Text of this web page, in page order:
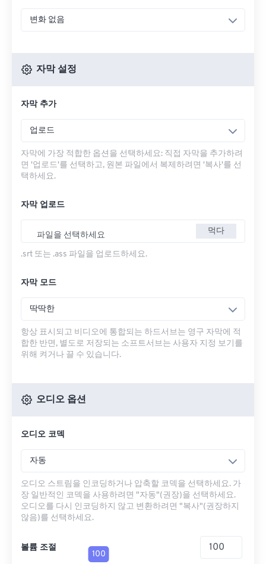
변화 없음
자막 설정
자막 추가
업로드
자막에 가장 적합한 옵션을 선택하세요: 직접 자막을 추가하려
면 '업로드'를 선택하고, 원본 파일에서 복제하려면 '복사'를 선
택하세요.
자막 업로드
파일을 선택하세요 먹다
.srt 또는 .ass 파일을 업로드하세요.
자막 모드
딱딱한
항상 표시되고 비디오에 통합되는 하드서브는 영구 자막에 적
합한 반면, 별도로 저장되는 소프트서브는 사용자 지정 보기를
위해 켜거나 끌 수 있습니다.
오디오 옵션
오디오 코덱
자동
오디오 스트림을 인코딩하거나 압축할 코덱을 선택하세요. 가
장 일반적인 코덱을 사용하려면 "자동"(권장)을 선택하세요.
오디오를 다시 인코딩하지 않고 변환하려면 "복사"(권장하지
않음)를 선택하세요.
볼륨 조절
100